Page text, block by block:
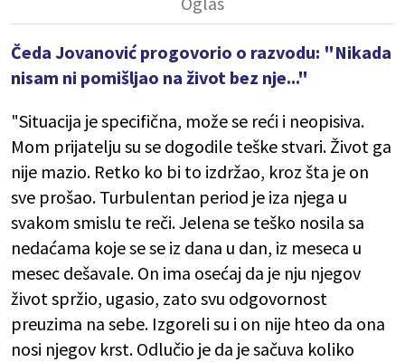
Čeda Jovanović progovorio o razvodu: "Nikada
nisam ni pomišljao na život bez nje..."
"Situacija je specifična, može se reći i neopisiva.
Mom prijatelju su se dogodile teške stvari. Život ga
nije mazio. Retko ko bi to izdržao, kroz šta je on
sve prošao. Turbulentan period je iza njega u
svakom smislu te reči. Jelena se teško nosila sa
nedaćama koje se se iz dana u dan, iz meseca u
mesec dešavale. On ima osećaj da je nju njegov
život spržio, ugasio, zato svu odgovornost
preuzima na sebe. Izgoreli su i on nije hteo da ona
nosi njegov krst. Odlučio je da je sačuva koliko